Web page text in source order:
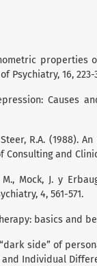
Psychiatry, 16, 223-
Causes
Steer, R.A. (1988).
and
M., Mock, J. y
4, 561-571.
basics and
“dark side” of
Individual